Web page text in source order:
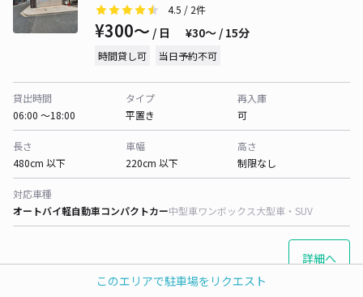
このエリアで駐車場をリクエスト
4.5 / 2件
¥300〜 / 日 ¥30〜 / 15分
時間貸し可 当日予約不可
貸出時間
06:00 〜18:00
タイプ
平置き
再入庫
可
長さ
480cm 以下
車幅
220cm 以下
高さ
制限なし
対応車種
オートバイ軽自動車コンパクトカー中型車ワンボックス大型車・SUV
詳細へ